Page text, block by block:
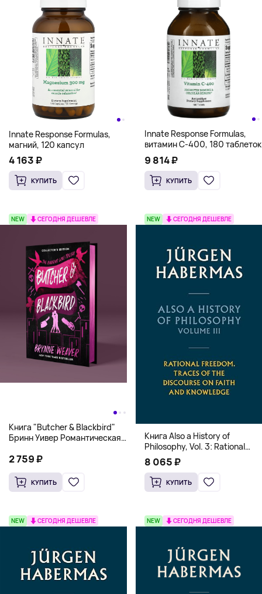
Innate Response Formulas,
магний, 120 капсул
4 163 ₽
КУПИТЬ
Innate Response Formulas,
витамин C-400, 180 таблеток
9 814 ₽
КУПИТЬ
NEW СЕГОДНЯ ДЕШЕВЛЕ
Книга "Butcher & Blackbird"
Бринн Уивер Романтическая
(18+)
2 759 ₽
КУПИТЬ
NEW СЕГОДНЯ ДЕШЕВЛЕ
Книга Also a History of
Philosophy, Vol. 3: Rational
Freedom. Traces of the
Discourse on Faith and
Knowledge (Твердый
переплет)
8 065 ₽
КУПИТЬ
NEW СЕГОДНЯ ДЕШЕВЛЕ NEW СЕГОДНЯ ДЕШЕВЛЕ